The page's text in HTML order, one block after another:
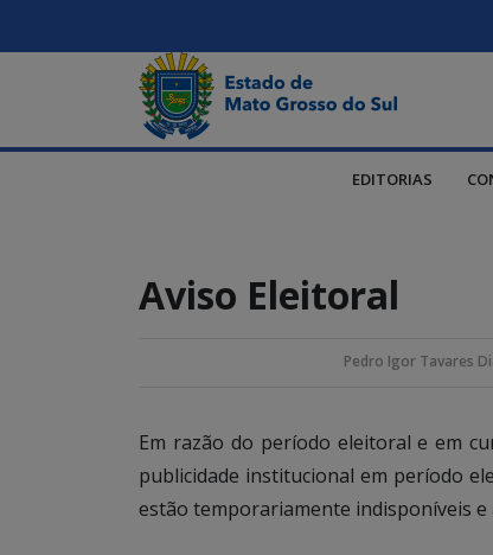
EDITORIAS
Aviso Eleitoral
Pedro Igor Tavares
Em razão do período eleitoral e em
publicidade institucional em período
estão temporariamente indisponíveis e